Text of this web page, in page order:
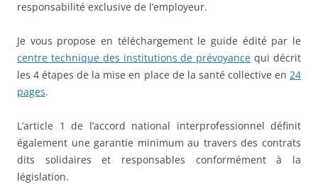
responsabilité exclusive de l’employeur.
Je vous propose en téléchargement le guide édité par le
centre technique des institutions de prévoyance qui décrit
les 4 étapes de la mise en place de la santé collective en 24
pages.
L’article 1 de l’accord national interprofessionnel définit
également une garantie minimum au travers des contrats
dits solidaires et responsables conformément à la
législation.